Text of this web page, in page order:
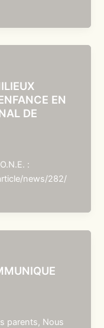
EN
DE
:
news/282/
parents, Nous